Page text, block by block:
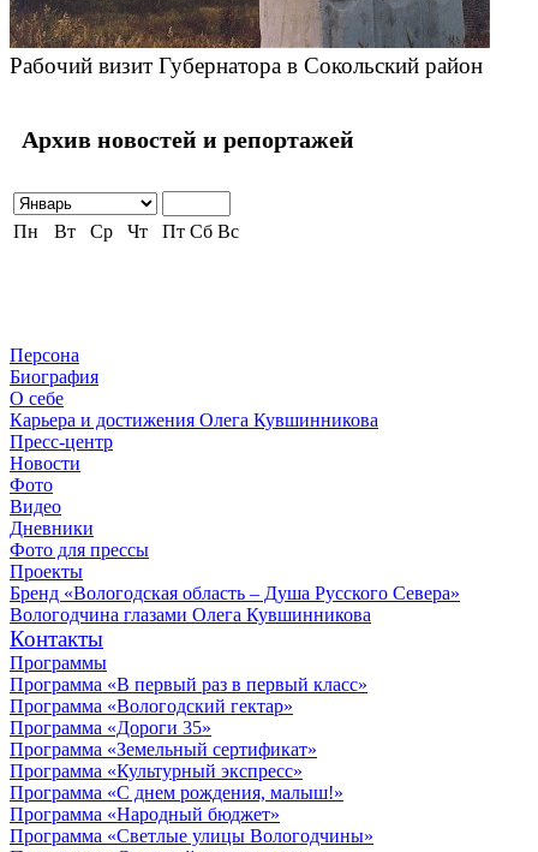
Рабочий визит Губернатора в Сокольский район
Архив новостей и репортажей
Пн Вт Ср Чт Пт Сб Вс
Персона
Биография
О себе
Карьера и достижения Олега Кувшинникова
Пресс-центр
Новости
Фото
Видео
Дневники
Фото для прессы
Проекты
Бренд «Вологодская область – Душа Русского Севера»
Вологодчина глазами Олега Кувшинникова
Контакты
Программы
Программа «В первый раз в первый класс»
Программа «Вологодский гектар»
Программа «Дороги 35»
Программа «Земельный сертификат»
Программа «Культурный экспресс»
Программа «С днем рождения, малыш!»
Программа «Народный бюджет»
Программа «Светлые улицы Вологодчины»